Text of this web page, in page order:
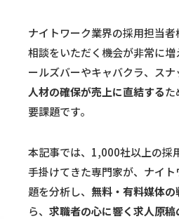
ナイトワーク業界の採用担当
相談をいただく機会が非常に
ールズバーやキャバクラ、スナ
人材の確保が売上に直結するた
要課題です。
本記事では、1,000社以上の採
手掛けてきた専門家が、ナイ
題を分析し、 無料・有料媒体
ら、 求職者の心に響く求人原稿